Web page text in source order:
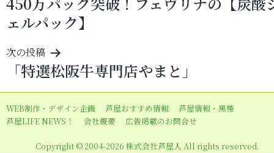
稿
ナ
ビ
ゲ
ー
シ
ョ
ェルパック】
次の投稿
「特選松阪牛専門店やまと」
WEB制作・デザイン企画 芦屋おすすめ情報
芦屋情報・黒帯
芦屋LIFE NEWS！
会社概要 広告掲載のお問合せ
Copyright © 2004-2026 株式会社芦屋人 All rights reserved.